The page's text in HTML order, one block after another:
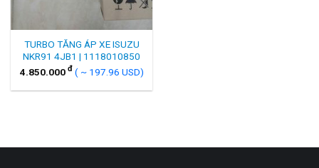
TURBO TĂNG ÁP XE ISUZU
NKR91 4JB1 | 1118010850
4.850.000 đ ( ~ 197.96 USD)